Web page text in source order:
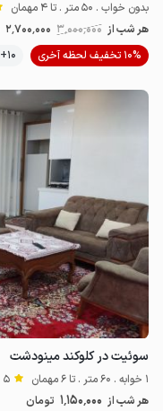
بدون خواب . 50 متر . تا 4 مهمان
هر شب از 3٬000٬000 2٬700٬000
10% تخفیف لحظه آخری
10+ رزرو موفق
سوئیت در کلوکند مینودشت
1 خوابه . 60 متر . تا 6 مهمان 5
هر شب از 1٬150٬000 تومان